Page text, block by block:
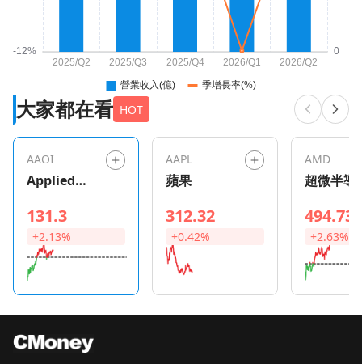
大家都在看 HOT
AAOI
Applied
Optoelectro
nics
131.3
+2.13%
AAPL
蘋果
312.32
+0.42%
AMD
超微半導
494.73
+2.63%